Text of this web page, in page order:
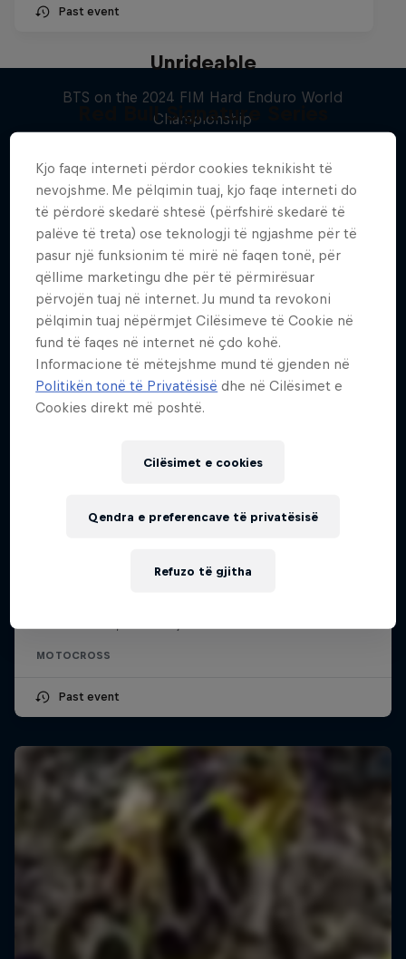
Past event
Unrideable
BTS on the 2024 FIM Hard Enduro World
Championship
Red Bull Signature Series
9 Sezone · 67 episodet
SURFING
MOTOCROSS
Past event
Kjo faqe interneti përdor cookies teknikisht të
nevojshme. Me pëlqimin tuaj, kjo faqe interneti do
të përdorë skedarë shtesë (përfshirë skedarë të
palëve të treta) ose teknologji të ngjashme për të
pasur një funksionim të mirë në faqen tonë, për
qëllime marketingu dhe për të përmirësuar
përvojën tuaj në internet. Ju mund ta revokoni
pëlqimin tuaj nëpërmjet Cilësimeve të Cookie në
fund të faqes në internet në çdo kohë.
Informacione të mëtejshme mund të gjenden në
Politikën tonë të Privatësisë dhe në Cilësimet e
Cookies direkt më poshtë.
Cilësimet e cookies
Refuzo të gjitha
Qendra e preferencave të privatësisë